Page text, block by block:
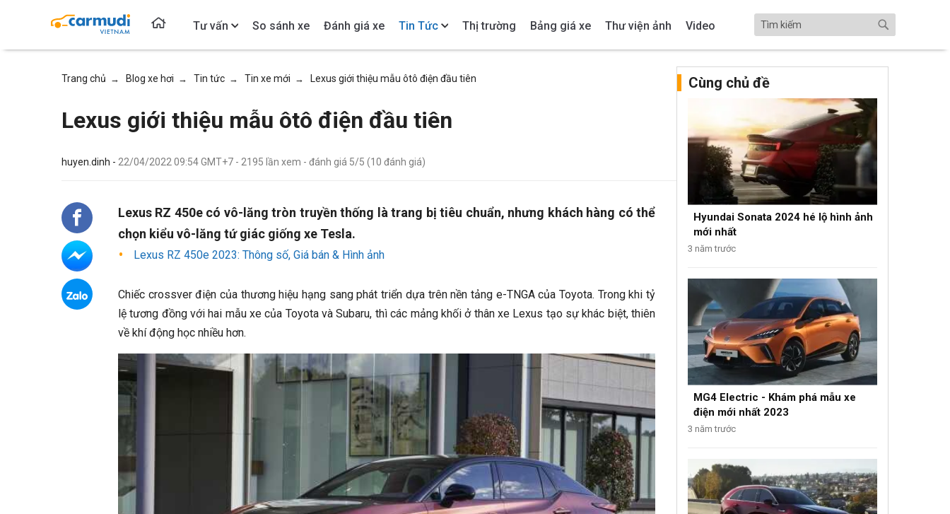
Tư vấn So sánh xe Đánh giá xe Tin Tức Thị trường Bảng giá xe Thư viện ảnh Video
Trang chủ → Blog xe hơi → Tin tức → Tin xe mới → Lexus giới thiệu mẫu ôtô điện đầu tiên
Lexus giới thiệu mẫu ôtô điện đầu tiên
huyen.dinh - 22/04/2022 09:54 GMT+7 - 2195 lần xem - đánh giá 5/5 (10 đánh giá)
Lexus RZ 450e có vô-lăng tròn truyền thống là trang bị tiêu chuẩn, nhưng khách hàng có thể
chọn kiểu vô-lăng tứ giác giống xe Tesla.
Lexus RZ 450e 2023: Thông số, Giá bán & Hình ảnh
Chiếc crossver điện của thương hiệu hạng sang phát triển dựa trên nền tảng e-TNGA của Toyota. Trong khi tỷ
lệ tương đồng với hai mẫu xe của Toyota và Subaru, thì các mảng khối ở thân xe Lexus tạo sự khác biệt, thiên
về khí động học nhiều hơn.
Cùng chủ đề
Hyundai Sonata 2024 hé lộ hình ảnh
mới nhất
3 năm trước
MG4 Electric - Khám phá mẫu xe
điện mới nhất 2023
3 năm trước